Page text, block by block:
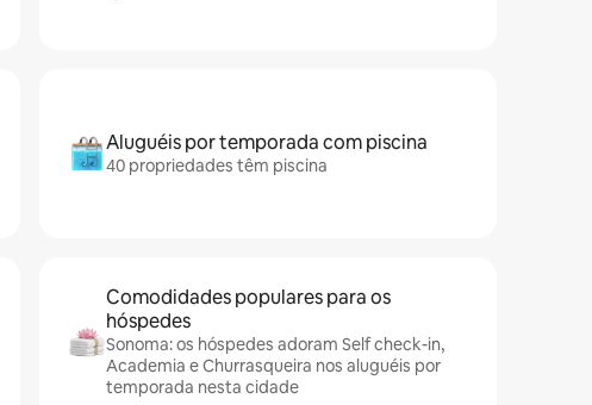
Aluguéis por temporada com piscina
40 propriedades têm piscina
Comodidades populares para os
hóspedes
Sonoma: os hóspedes adoram Self check-in,
Academia e Churrasqueira nos aluguéis por
temporada nesta cidade